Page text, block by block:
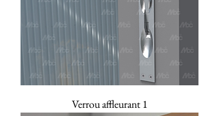
Verrou affleurant 1